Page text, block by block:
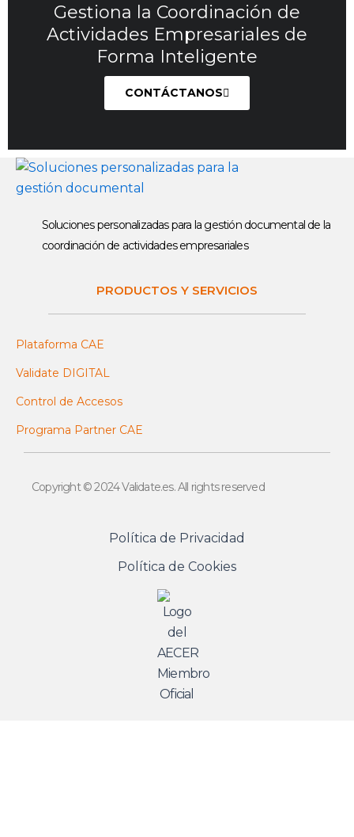
Gestiona la Coordinación de
Actividades Empresariales de
Forma Inteligente
CONTÁCTANOS
Soluciones personalizadas para la gestión documental de la
coordinación de actividades empresariales
PRODUCTOS Y SERVICIOS
Plataforma CAE
Validate DIGITAL
Control de Accesos
Programa Partner CAE
Copyright © 2024 Validate.es. All rights reserved
Política de Privacidad
Política de Cookies